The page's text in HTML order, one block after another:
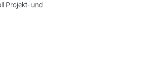
Projekt- und